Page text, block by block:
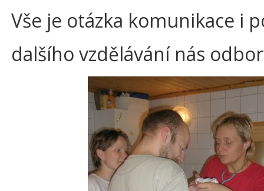
Vše je otázka komunikace i
dalšího vzdělávání nás